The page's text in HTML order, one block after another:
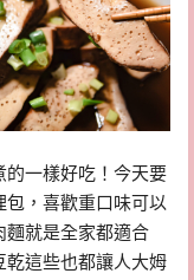
的一樣好吃！今天要
包，喜歡重口味可以
麵就是全家都適合
乾這些也都讓人大姆